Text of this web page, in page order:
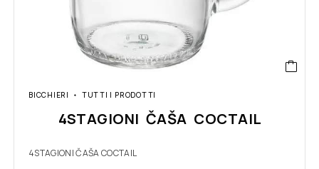
BICCHIERI TUTTI I PRODOTTI
4STAGIONI ČAŠA COCTAIL
4STAGIONI ČAŠA COCTAIL